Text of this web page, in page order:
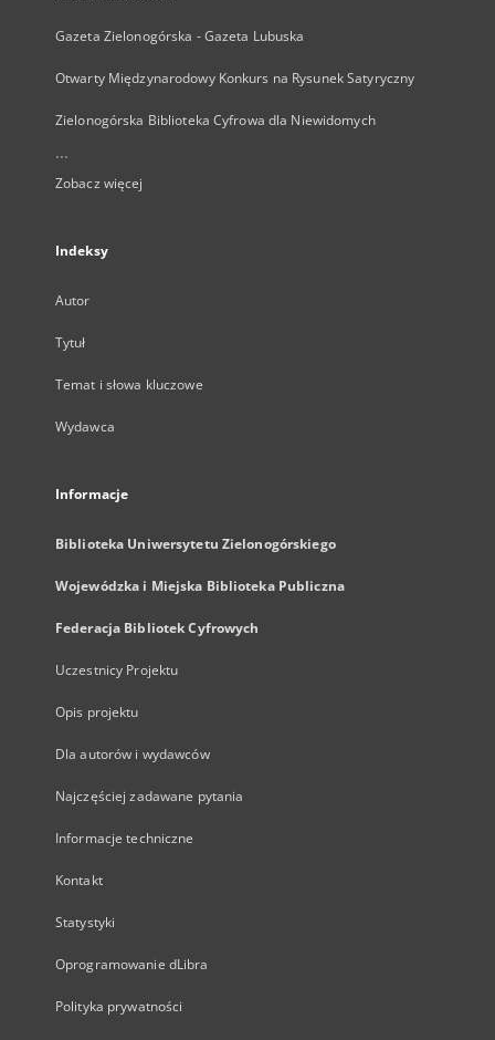
Gazeta Zielonogórska - Gazeta Lubuska
Otwarty Międzynarodowy Konkurs na Rysunek Satyryczny
Zielonogórska Biblioteka Cyfrowa dla Niewidomych
...
Zobacz więcej
Indeksy
Autor
Tytuł
Temat i słowa kluczowe
Wydawca
Informacje
Biblioteka Uniwersytetu Zielonogórskiego
Wojewódzka i Miejska Biblioteka Publiczna
Federacja Bibliotek Cyfrowych
Uczestnicy Projektu
Opis projektu
Dla autorów i wydawców
Najczęściej zadawane pytania
Informacje techniczne
Kontakt
Statystyki
Oprogramowanie dLibra
Polityka prywatności